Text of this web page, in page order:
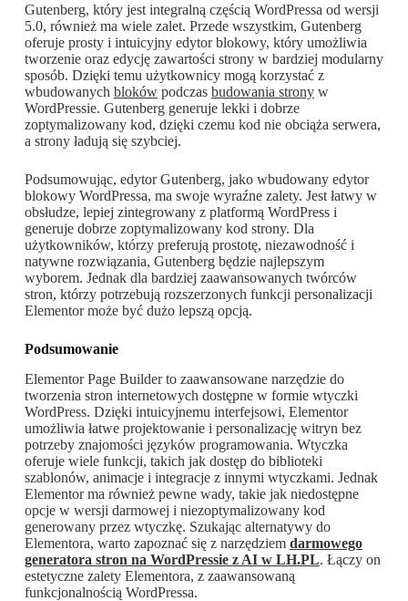
Gutenberg, który jest integralną częścią WordPressa od wersji
5.0, również ma wiele zalet. Przede wszystkim, Gutenberg
oferuje prosty i intuicyjny edytor blokowy, który umożliwia
tworzenie oraz edycję zawartości strony w bardziej modularny
sposób. Dzięki temu użytkownicy mogą korzystać z
wbudowanych blokówpodczas budowania stronyw
WordPressie. Gutenberg generuje lekki i dobrze
zoptymalizowany kod, dzięki czemu kod nie obciąża serwera,
a strony ładują się szybciej.
Podsumowując, edytor Gutenberg, jako wbudowany edytor
blokowy WordPressa, ma swoje wyraźne zalety. Jest łatwy w
obsłudze, lepiej zintegrowany z platformą WordPress i
generuje dobrze zoptymalizowany kod strony. Dla
użytkowników, którzy preferują prostotę, niezawodność i
natywne rozwiązania, Gutenberg będzie najlepszym
wyborem. Jednak dla bardziej zaawansowanych twórców
stron, którzy potrzebują rozszerzonych funkcji personalizacji
Elementor może być dużo lepszą opcją.
Podsumowanie
Elementor Page Builder to zaawansowane narzędzie do
tworzenia stron internetowych dostępne w formie wtyczki
WordPress. Dzięki intuicyjnemu interfejsowi, Elementor
umożliwia łatwe projektowanie i personalizację witryn bez
potrzeby znajomości języków programowania. Wtyczka
oferuje wiele funkcji, takich jak dostęp do biblioteki
szablonów, animacje i integracje z innymi wtyczkami. Jednak
Elementor ma również pewne wady, takie jak niedostępne
opcje w wersji darmowej i niezoptymalizowany kod
generowany przez wtyczkę. Szukając alternatywy do
Elementora, warto zapoznać się z narzędziem darmowego
generatora stron na WordPressie z AI w LH.PL. Łączy on
estetyczne zalety Elementora, z zaawansowaną
funkcjonalnością WordPressa.